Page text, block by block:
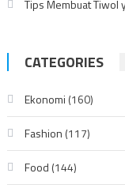
Tips Membuat Tiwol
CATEGORIES
Ekonomi (160)
Fashion (117)
Food (144)